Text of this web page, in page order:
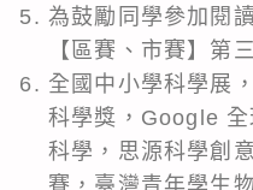
為鼓勵同學參加閱
【區賽、市賽】第
全國中小學科學展
科學獎，Google
科學，思源科學創
賽，臺灣青年學生